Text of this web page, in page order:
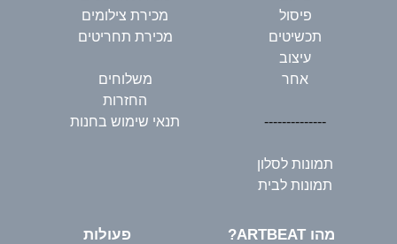
פיסול
תכשיטים
עיצוב
אחר
--------------
תמונות לסלון
תמונות לבית
מכירת צילומים
מכירת תחריטים
משלוחים
החזרות
תנאי שימוש בחנות
מהו ARTBEAT? פעולות